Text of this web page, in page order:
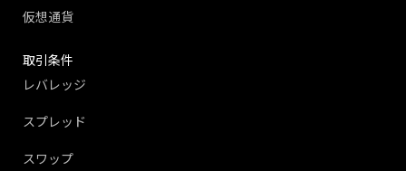
仮想通貨
取引条件
レバレッジ
スプレッド
スワップ